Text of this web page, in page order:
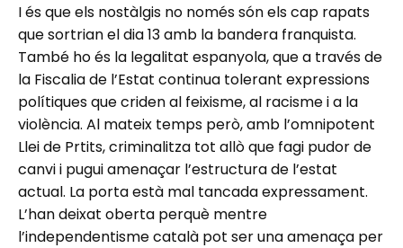
I és que els nostàlgis no només són els cap rapats
que sortrian el dia 13 amb la bandera franquista.
També ho és la legalitat espanyola, que a través de
la Fiscalia de l’Estat continua tolerant expressions
polítiques que criden al feixisme, al racisme i a la
violència. Al mateix temps però, amb l’omnipotent
Llei de Prtits, criminalitza tot allò que fagi pudor de
canvi i pugui amenaçar l’estructura de l’estat
actual. La porta està mal tancada expressament.
L’han deixat oberta perquè mentre
l’independentisme català pot ser una amenaça per